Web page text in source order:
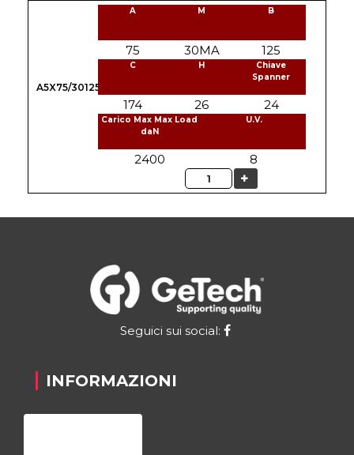
A5X75/30125
A
75
M
30MA
B
125
C
174
H
26
Chiave
Spanner
24
Carico Max Max Load
daN
2400
U.V.
8
Quantità
Seguici sui social:
INFORMAZIONI